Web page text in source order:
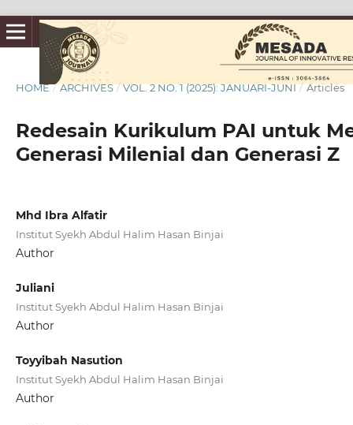
HOME / ARCHIVES / VOL. 2 NO. 1 (2025): JANUARI-JUNI / Articles
Redesain Kurikulum PAI untuk
Generasi Milenial dan Generasi Z
Mhd Ibra Alfatir
Institut Syekh Abdul Halim Hasan Binjai
Author
Juliani
Institut Syekh Abdul Halim Hasan Binjai
Author
Toyyibah Nasution
Institut Syekh Abdul Halim Hasan Binjai
Author